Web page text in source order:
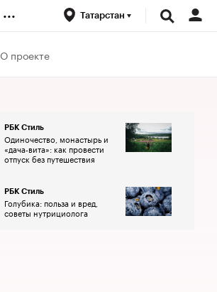
... Татарстан
О проекте
РБК Стиль
Одиночество, монастырь и
«дача-вита»: как провести
отпуск без путешествия
РБК Стиль
Голубика: польза и вред,
советы нутрициолога